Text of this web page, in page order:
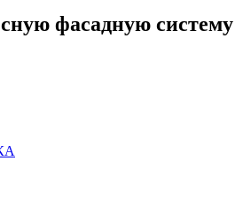
фасадную систему